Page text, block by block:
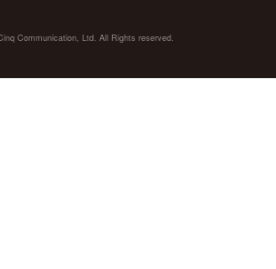
Communication, Ltd. All Rights reserved.